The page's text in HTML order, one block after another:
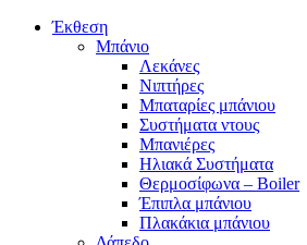
Έκθεση
Μπάνιο
Λεκάνες
Νιπτήρες
Μπαταρίες μπάνιου
Συστήματα ντους
Μπανιέρες
Ηλιακά Συστήματα
Θερμοσίφωνα – Boiler
Έπιπλα μπάνιου
Πλακάκια μπάνιου